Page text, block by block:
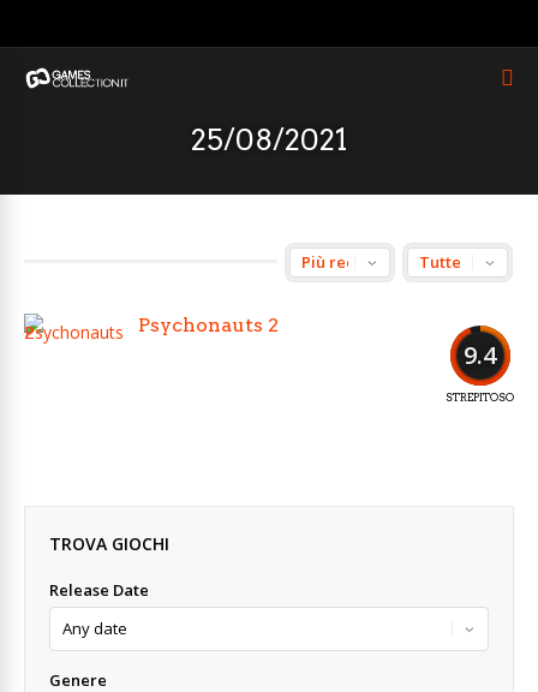
25/08/2021
9.4
STREPITOSO
Psychonauts 2
TROVA GIOCHI
Release Date
Genere